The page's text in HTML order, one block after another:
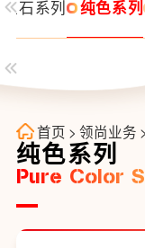
玉石系列 纯色系列
纯色系列
Pure Color
首页 > 领尚业务 >